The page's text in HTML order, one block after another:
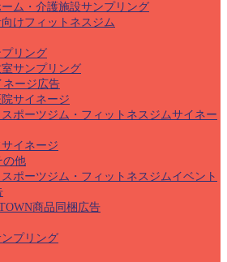
ム・介護施設サンプリング
けフィットネスジム
リング
サンプリング
ネージ広告
サイネージ
ポーツジム・フィットネスジムサイネー
イネージ
の他
ポーツジム・フィットネスジムイベント
商品同梱広告
プリング